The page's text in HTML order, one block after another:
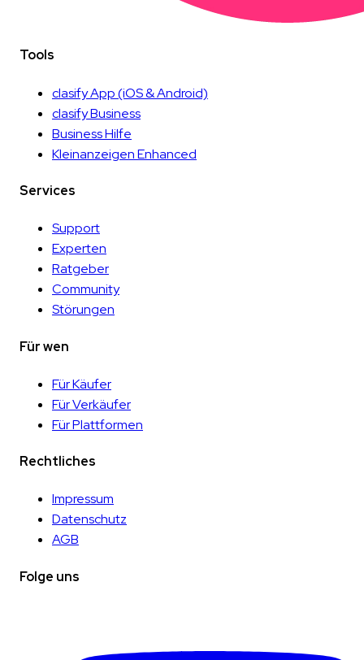
Tools
clasify App(iOS & Android)
clasify Business
Business Hilfe
Kleinanzeigen Enhanced
Services
Support
Experten
Ratgeber
Community
Störungen
Für wen
Für Käufer
Für Verkäufer
Für Plattformen
Rechtliches
Impressum
Datenschutz
AGB
Folge uns